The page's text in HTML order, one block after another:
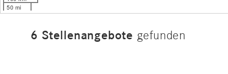
50 mi
6 Stellenangebote gefunden